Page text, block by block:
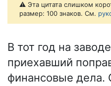
⚠️ Эта цитата слишком
размер: 100 знаков. См.
В тот год на
приехавший
финансовые